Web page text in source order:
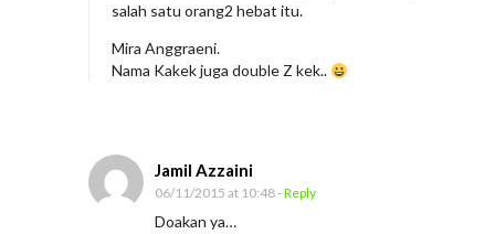
salah satu orang2 hebat itu.
Mira Anggraeni.
Nama Kakek juga double Z kek..
Jamil Azzaini
06/11/2015 at 10:48- Reply
Doakan ya…